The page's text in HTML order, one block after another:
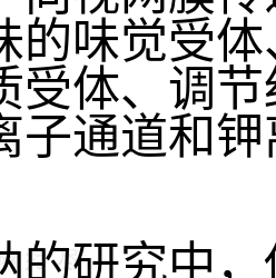
的味觉受
受体、调
子通道和
的研究中